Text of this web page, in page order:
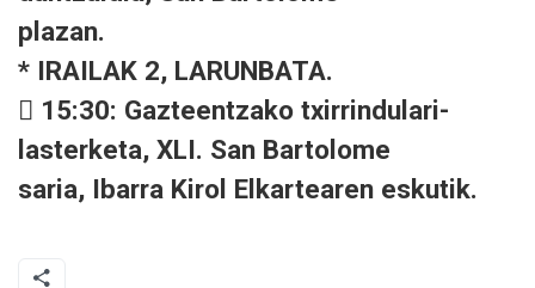
plazan.
* IRAILAK 2, LARUNBATA.
 15:30: Gazteentzako txirrindulari-
lasterketa, XLI. San Bartolome
saria, Ibarra Kirol Elkartearen eskutik.